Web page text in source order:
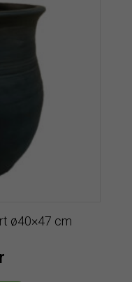
ø40×47 cm